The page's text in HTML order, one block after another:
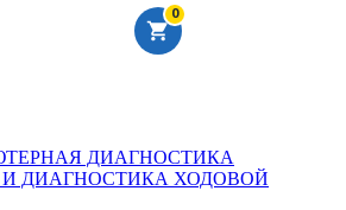
ДИАГНОСТИКА
ДИАГНОСТИКА ХОДОВОЙ
0